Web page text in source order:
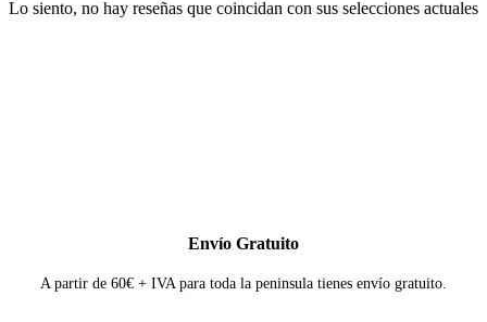
Lo siento, no hay reseñas que coincidan con sus selecciones actuales
Envío Gratuito
A partir de 60€ + IVA para toda la peninsula tienes envío gratuito.